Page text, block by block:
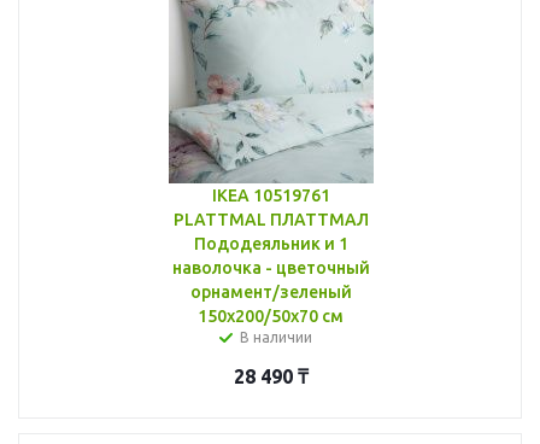
IKEA 10519761
PLATTMAL ПЛАТТМАЛ
Пододеяльник и 1
наволочка - цветочный
орнамент/зеленый
150x200/50x70 см
В наличии
28 490₸